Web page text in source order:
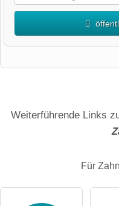
Weiterführende Links
Für